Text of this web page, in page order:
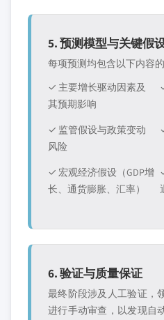
5. 预测模型与关键假
每项预测均包含以下内容
✓ 主要增长驱动因素及
其预期影响
✓ 监管假设与政策变动
风险
✓ 宏观经济假设（GDP增
长、通货膨胀、汇率）
6. 验证与质量保证
最终阶段涉及人工验证，
进行手动审查，以发现自